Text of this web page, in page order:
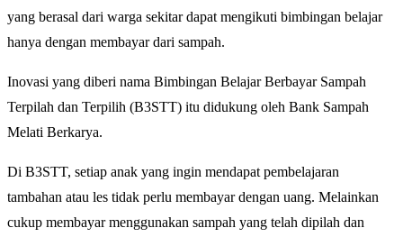
yang berasal dari warga sekitar dapat mengikuti bimbingan belajar
hanya dengan membayar dari sampah.
Inovasi yang diberi nama Bimbingan Belajar Berbayar Sampah
Terpilah dan Terpilih (B3STT) itu didukung oleh Bank Sampah
Melati Berkarya.
Di B3STT, setiap anak yang ingin mendapat pembelajaran
tambahan atau les tidak perlu membayar dengan uang. Melainkan
cukup membayar menggunakan sampah yang telah dipilah dan